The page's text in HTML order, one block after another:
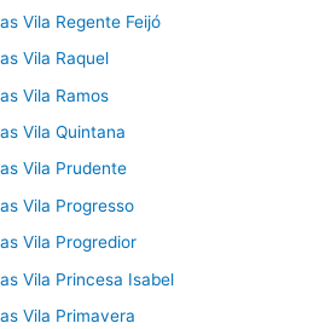
Vila Regente Feijó
Vila Raquel
Vila Ramos
Vila Quintana
Vila Prudente
Vila Progresso
Vila Progredior
Vila Princesa Isabel
Vila Primavera